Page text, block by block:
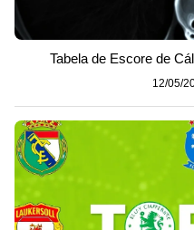
Tabela de Escore de
12/05/